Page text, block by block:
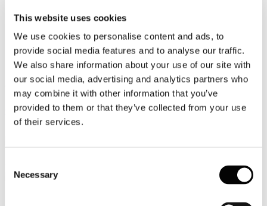
This website uses cookies
We use cookies to personalise content and ads, to
provide social media features and to analyse our traffic.
We also share information about your use of our site with
our social media, advertising and analytics partners who
may combine it with other information that you’ve
provided to them or that they’ve collected from your use
of their services.
Selection
Necessary
Video
Articoli e Interviste
Contatti
Tel. +39 320 57 80 986
Email segreteria@federturismo.it
Come aderire
Login